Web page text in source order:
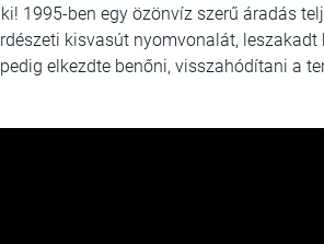
1995-ben egy özönvíz szerű áradás
kisvasút nyomvonalát,
elkezdte benőni, visszahódítani a